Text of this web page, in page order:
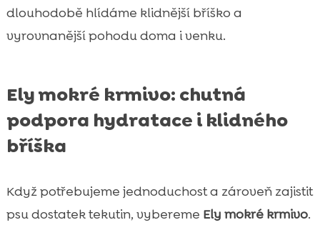
dlouhodobě hlídáme klidnější bříško a
vyrovnanější pohodu doma i venku.
Ely mokré krmivo: chutná
podpora hydratace i klidného
bříška
Když potřebujeme jednoduchost a zároveň zajistit
psu dostatek tekutin, vybereme Ely mokré krmivo.